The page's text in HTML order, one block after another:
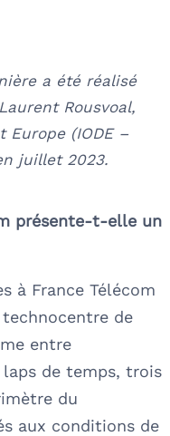
a été réalisé
Rousvoal,
Europe (IODE –
juillet 2023.
présente-t-elle un
à France Télécom
de
entre
de temps, trois
du
aux conditions de